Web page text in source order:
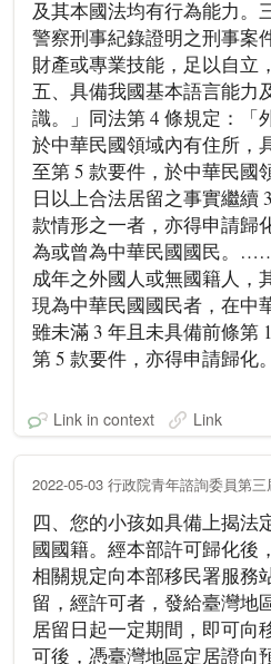
及其本國法均有行為能力。
警察刑事紀錄證明之刑事案
財產或專業技能，足以自立
五、具備我國基本語言能力
識。」同法第 4 條規定：「
於中華民國領域內有住所，
至第 5 款要件，於中華民國
日以上合法居留之事實繼續
款情形之一者，亦得申請
為或曾為中華民國國民。
成年之外國人或無國籍人，
現為中華民國國民者，在中
雖未滿 3 年且未具備前條第
第 5 款要件，亦得申請歸化
Link in context Link
2022-05-03 行政院青年諮詢委員第
四、您的小孩如具備上揭法
國國籍。經本部許可歸化後
相關規定向本部移民署服務
留，經許可者，發給臺灣地
居留日起一定期間，即可向
可後，憑臺灣地區定居證向